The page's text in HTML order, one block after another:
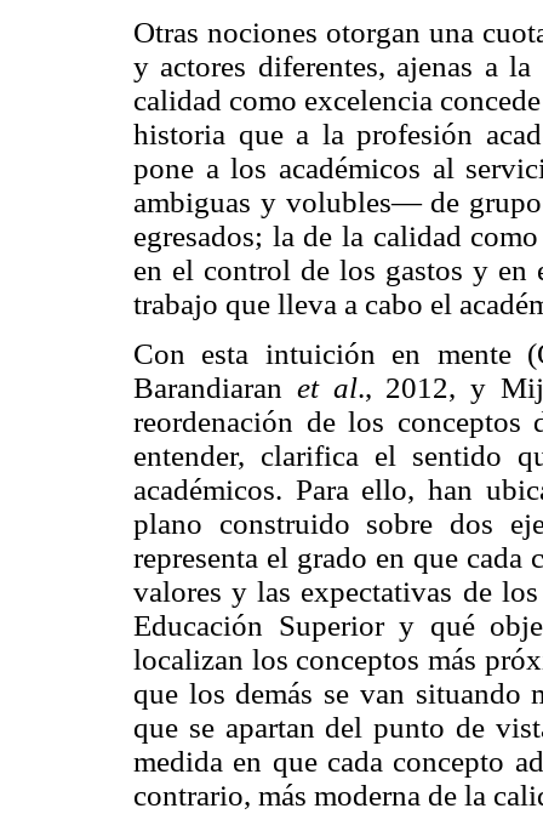
Otras nociones otorgan una
y actores diferentes, ajenas a
calidad como excelencia
historia que a la profesión
pone a los académicos al
ambiguas y volubles— de
egresados; la de la calidad
en el control de los gastos y en
trabajo que lleva a cabo el
Con esta intuición en mente
Barandiaran et al., 2012, y
reordenación de los
entender, clarifica el sentido
académicos. Para ello, han
plano construido sobre dos
representa el grado en que
valores y las expectativas de
Educación Superior y qué
localizan los conceptos más
que los demás se van situando
que se apartan del punto de
medida en que cada concepto
contrario, más moderna de la